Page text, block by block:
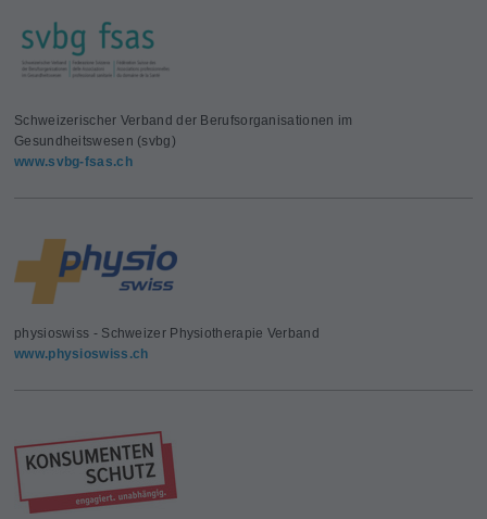
Schweizerischer Verband der Berufsorganisationen im
Gesundheitswesen (svbg)
www.svbg-fsas.ch
physioswiss - Schweizer Physiotherapie Verband
www.physioswiss.ch